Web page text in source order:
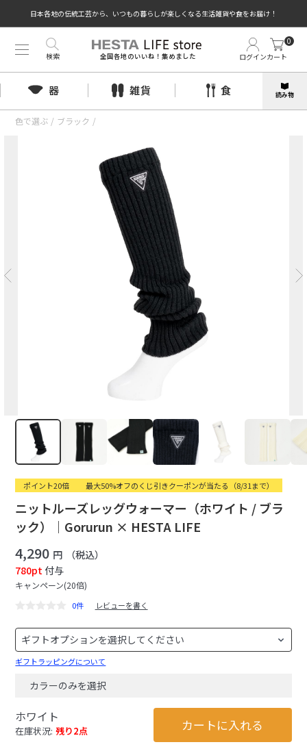
日本各地の伝統工芸から、いつもの暮らしが楽しくなる生活雑貨や食をお届け！
全国各地のいいね！集めました ログインカート
0
検索
器 雑貨 食 読み物
色で選ぶ / ブラック /
ポイント20倍 最大50%オフのくじ引きクーポンが当たる（8/31まで）
ニットルーズレッグウォーマー（ホワイト / ブラ
ック）｜Gorurun × HESTA LIFE
4,290 円
（税込）
780pt 付与
キャンペーン(20倍)
0件 レビューを書く
ギフトラッピングについて
カラーのみを選択
ホワイト
在庫状況: 残り2点 カートに入れる